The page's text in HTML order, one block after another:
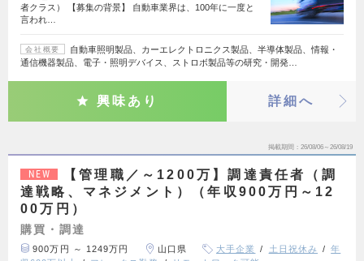
者クラス） 【募集の背景】 自動車業界は、100年に一度と
言われ…
会社概要
自動車照明製品、カーエレクトロニクス製品、半導体製品、情報・
通信機器製品、電子・照明デバイス、ストロボ製品等の研究・開発…
興味あり 詳細へ
掲載期間 26/08/06～26/08/19
NEW
【管理職／～1200万】調達責任者（調
達戦略、マネジメント）（年収900万円～12
00万円）
購買・調達
900万円 ～ 1249万円 山口県 大手企業 土日祝休み
年